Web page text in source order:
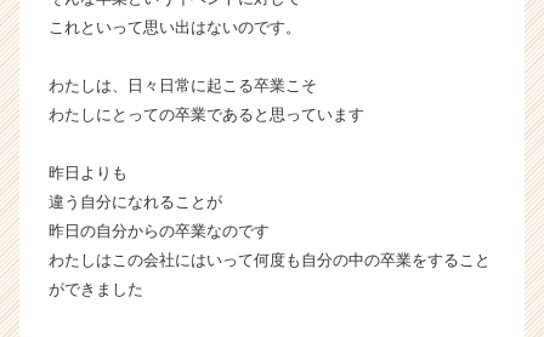
ャ
ア
（C
h
r
C
a
これといって思い出はないのです。
わたしは、日々日常に起こる卒業こそ
わたしにとっての卒業であると思っています
昨日よりも
違う自分になれることが
昨日の自分からの卒業なのです
わたしはこの会社にはいって何度も自分の中の卒業をすること
ができました